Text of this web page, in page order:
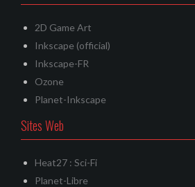
2D Game Art
Inkscape (official)
Inkscape-FR
Ozone
Planet-Inkscape
Sites Web
Heat27 : Sci-Fi
Planet-Libre